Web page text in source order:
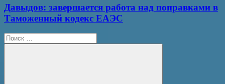
Давыдов: завершается работа над поправками в
Таможенный кодекс ЕАЭС
Поиск
для: